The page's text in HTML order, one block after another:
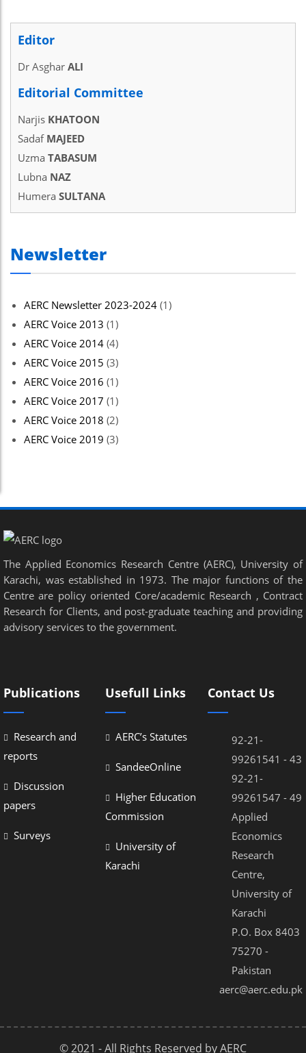
al
al
Editor
Dr Asghar ALI
Editorial Committee
Narjis KHATOON
Sadaf MAJEED
Uzma TABASUM
Lubna NAZ
Humera SULTANA
Newsletter
AERC Newsletter 2023-2024 (1)
AERC Voice 2013 (1)
AERC Voice 2014 (4)
AERC Voice 2015 (3)
AERC Voice 2016 (1)
AERC Voice 2017 (1)
AERC Voice 2018 (2)
AERC Voice 2019 (3)
The Applied Economics Research Centre (AERC), University of
Karachi, was established in 1973. The major functions of the
Centre are policy oriented Core/academic Research , Contract
Research for Clients, and post-graduate teaching and providing
advisory services to the government.
Publications
Research and
reports
Discussion
papers
Surveys
Usefull Links
AERC’s Statutes
SandeeOnline
Higher Education
Commission
University of
Karachi
Contact Us
92-21-
99261541 - 43
92-21-
99261547 - 49
Applied
Economics
Research
Centre,
University of
Karachi
P.O. Box 8403
75270 -
Pakistan
aerc@aerc.edu.pk
© 2021 - All Rights Reserved by AERC